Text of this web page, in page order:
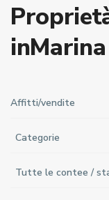
Affitti/vendite
Categorie
Tutte le contee /